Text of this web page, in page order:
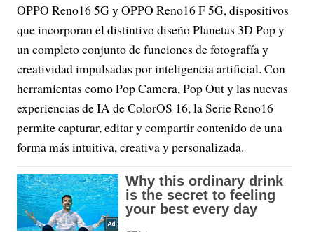
OPPO Reno16 5G y OPPO Reno16 F 5G, dispositivos
que incorporan el distintivo diseño Planetas 3D Pop y
un completo conjunto de funciones de fotografía y
creatividad impulsadas por inteligencia artificial. Con
herramientas como Pop Camera, Pop Out y las nuevas
experiencias de IA de ColorOS 16, la Serie Reno16
permite capturar, editar y compartir contenido de una
forma más intuitiva, creativa y personalizada.